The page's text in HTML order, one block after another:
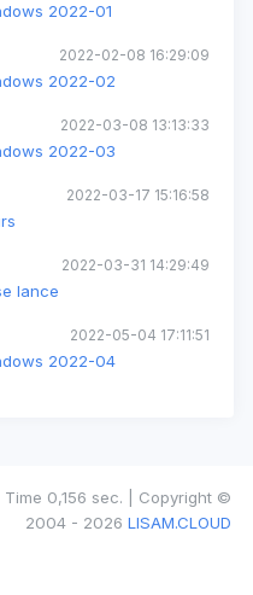
2022-01
2022-02-08 16:29:09
2022-02
2022-03-08 13:13:33
2022-03
2022-03-17 15:16:58
2022-03-31 14:29:49
lance
2022-05-04 17:11:51
2022-04
Time 0,156 sec. | Copyright ©
2004 - 2026 LISAM.CLOUD